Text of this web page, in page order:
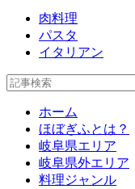
肉料理
パスタ
イタリアン
ホーム
ほぼぎふとは？
岐阜県エリア
岐阜県外エリア
料理ジャンル